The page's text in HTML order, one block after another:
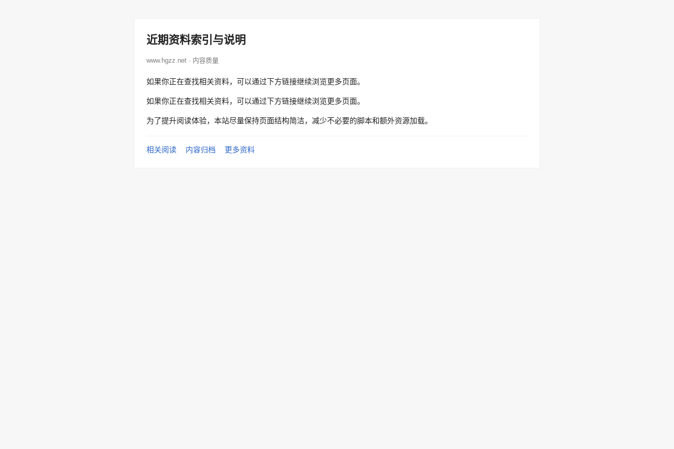
近期资料索引与说明
www.hgzz.net · 内容质量
如果你正在查找相关资料，可以通过下方链接继续浏览更多页面。
如果你正在查找相关资料，可以通过下方链接继续浏览更多页面。
为了提升阅读体验，本站尽量保持页面结构简洁，减少不必要的脚本和额外资源加载。
相关阅读 内容归档 更多资料